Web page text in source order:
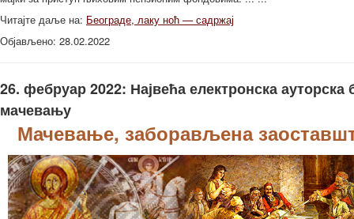
Читајте даље на: Београде, лаку ноћ — садржај
Објављено: 28.02.2022
26. фебруар 2022: Највећа електронска ауторска
мачевању
Мачевање, заборављена